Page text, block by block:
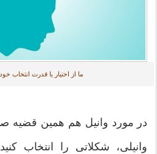
ما از اختیار یا قدرت انتخاب
در مورد وانیل هم همین قضیه
وانیلی، شکلاتی را انتخاب